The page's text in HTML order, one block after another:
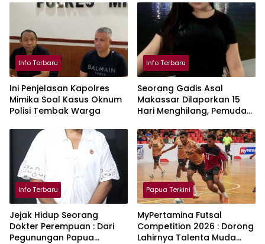
I 2026
Info Terbaru
Ini Penjelasan Kapolres
Mimika Soal Kasus Oknum
Polisi Tembak Warga
Info Terbaru
Seorang Gadis Asal
Makassar Dilaporkan 15
Hari Menghilang, Pemuda
Atensi Khusus
Info Terbaru
Jejak Hidup Seorang
Dokter Perempuan : Dari
Pegunungan Papua
Papua Terkini
MyPertamina Futsal
Competition 2026 : Dorong
Lahirnya Talenta Muda